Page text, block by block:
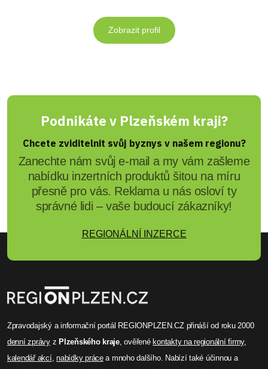
Zobrazit profil
Podnikáte v Plzeňském kraji?
Chcete zviditelnit svůj byznys v našem regionu?
Zanechte nám svůj e-mail a my vám zašleme
nabídku inzertních produktů šitou na míru
přesně pro vás. Reklama u nás osloví ty
správné lidi – vaše budoucí zákazníky!
REGIONÁLNÍ INZERCE
Zpravodajský a informační portál REGIONPLZEN.CZ přináší od roku 2000
denní zprávyz Plzeňského kraje, ověřené kontakty na regionální firmy,
kalendář akcí,nabídky prácea mnoho dalšího. Nabízí také účinnou a